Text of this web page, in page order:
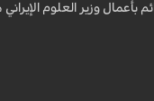
بأعمال وزير العلوم